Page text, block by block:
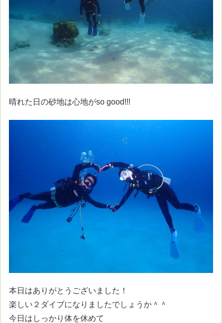
晴れた日の砂地は心地がso good!!!
本日はありがとうございました！
楽しい２ダイブになりましたでしょうか＾＾
今日はしっかり体を休めて